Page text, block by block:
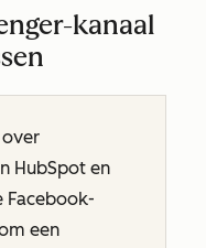
kanaal
HubSpot en
Facebook-
een